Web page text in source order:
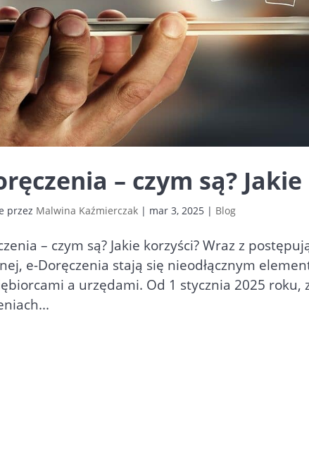
– czym są?
przez Malwina Kaźmierczak | mar 3, 2025 | Blog
– czym są? Jakie korzyści? Wraz z
e-Doręczenia stają się nieodłącznym
a urzędami. Od 1 stycznia 2025 roku,